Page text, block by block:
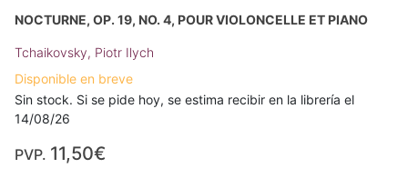
NOCTURNE, OP. 19, NO. 4, POUR VIOLONCELLE ET PIANO
Tchaikovsky, Piotr Ilych
Disponible en breve
Sin stock. Si se pide hoy, se estima recibir en la librería el
14/08/26
PVP. 11,50€